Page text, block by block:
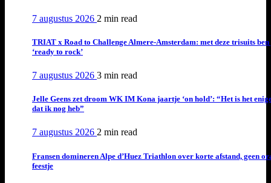
7 augustus 2026 2 min read
TRIAT x Road to Challenge Almere-Amsterdam: met deze trisuits ben
‘ready to rock’
7 augustus 2026 3 min read
Jelle Geens zet droom WK IM Kona jaartje ‘on hold’: “Het is het
dat ik nog heb”
7 augustus 2026 2 min read
Fransen domineren Alpe d’Huez Triathlon over korte afstand, geen
feestje